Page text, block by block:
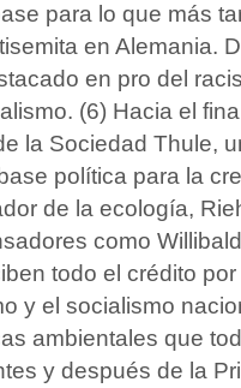
para lo que más
en Alemania.
en pro del
(6) Hacia el
la Sociedad Thule,
política para la
de la ecología,
como
todo el crédito
y el socialismo
ambientales que
y después de la